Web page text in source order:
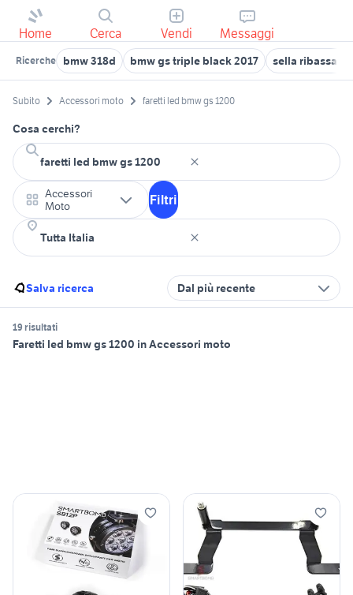
Home Cerca Vendi Messaggi
Ricerche bmw 318d bmw gs triple black 2017 sella ribassata
Subito Accessori moto faretti led bmw gs 1200
Cosa cerchi?
Accessori
Moto
Filtri
Salva ricerca Dal più recente
19 risultati
Faretti led bmw gs 1200 in Accessori moto